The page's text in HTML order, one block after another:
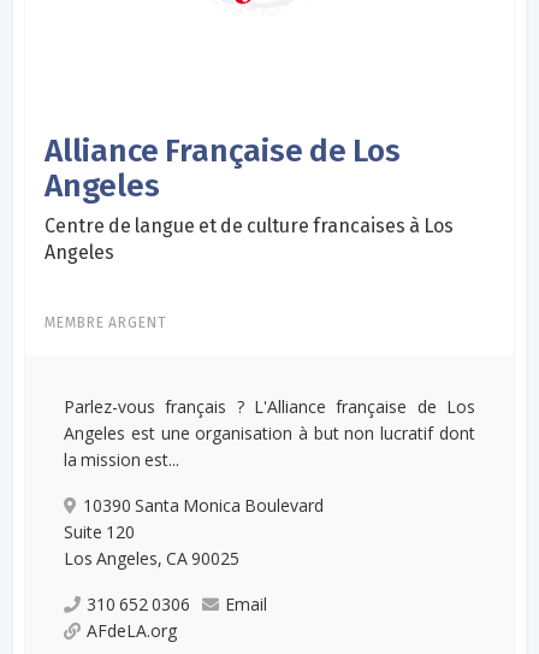
Alliance Française de Los
Angeles
Centre de langue et de culture francaises à Los
Angeles
MEMBRE ARGENT
Parlez-vous français ? L'Alliance française de Los
Angeles est une organisation à but non lucratif dont
la mission est...
10390 Santa Monica Boulevard
Suite 120
Los Angeles, CA 90025
310 652 0306
Email
AFdeLA.org